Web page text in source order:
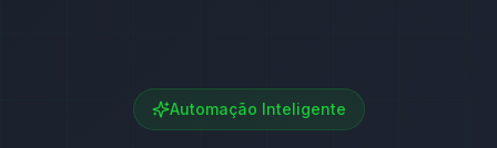
Automação Inteligente